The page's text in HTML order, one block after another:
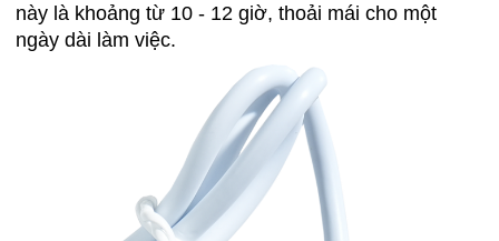
này là khoảng từ 10 - 12 giờ, thoải mái cho một
ngày dài làm việc.